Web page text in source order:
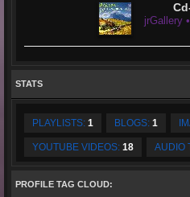
jrGallery
STATS
PLAYLISTS: 1 BLOGS: 1
YOUTUBE VIDEOS: 18 AUDIO
PROFILE TAG CLOUD: